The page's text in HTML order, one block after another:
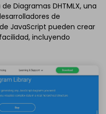
Diagramas DHTMLX, una
de
JavaScript pueden crear
incluyendo